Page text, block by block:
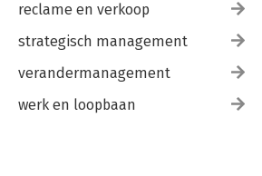
reclame en verkoop
strategisch management
verandermanagement
werk en loopbaan